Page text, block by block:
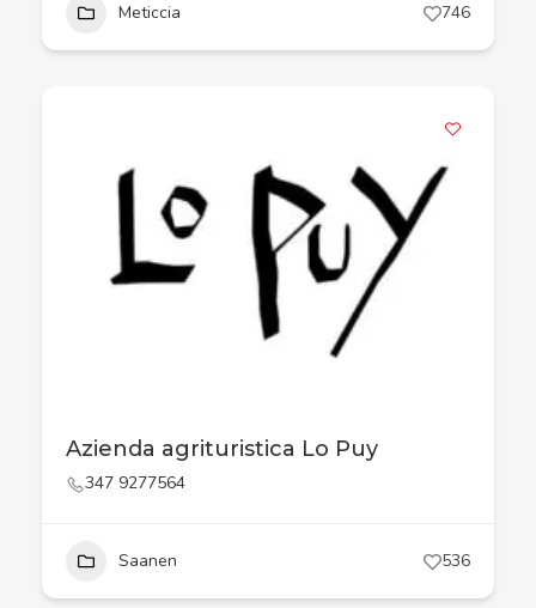
Meticcia 746
Azienda agrituristica Lo Puy
347 9277564
Saanen 536